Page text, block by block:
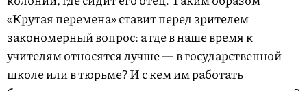
«Крутая перемена» ставит перед зрителем
закономерный вопрос: а где в наше время к
учителям относятся лучше — в государственной
школе или в тюрьме? И с кем им работать